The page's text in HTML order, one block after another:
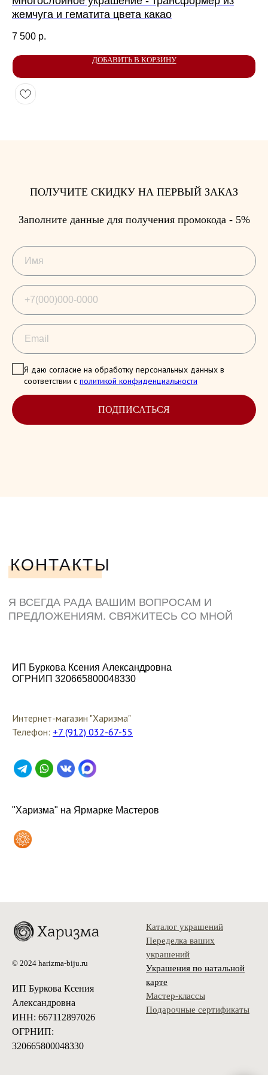
жемчуга и гематита цвета какао
7 500 р.
ДОБАВИТЬ В КОРЗИНУ
ПОЛУЧИТЕ СКИДКУ НА ПЕРВЫЙ ЗАКАЗ
Заполните данные для получения промокода - 5%
Я даю согласие на обработку персональных данных в
соответствии с политикой конфиденциальности
ПОДПИСАТЬСЯ
ПРЕДЛОЖЕНИЯМ. СВЯЖИТЕСЬ СО МНОЙ
ЛЮБЫМ УДОБНЫМ СПОСОБОМ
КОНТАКТЫ
ИП Буркова Ксения Александровна
ОГРНИП 320665800048330
Интернет-магазин "Харизма"
Телефон: +7 (912) 032-67-55
"Харизма" на Ярмарке Мастеров
© 2024 harizma-biju.ru
ИП Буркова Ксения
Александровна
ИНН: 667112897026
ОГРНИП:
320665800048330
Каталог украшений
Переделка ваших
украшений
Украшения по натальной
карте
Мастер-классы
Подарочные сертификаты